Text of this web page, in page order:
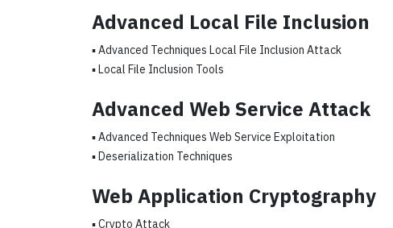
Advanced Local File Inclusion
▪ Advanced Techniques Local File Inclusion Attack
▪ Local File Inclusion Tools
Advanced Web Service Attack
▪ Advanced Techniques Web Service Exploitation
▪ Deserialization Techniques
Web Application Cryptography